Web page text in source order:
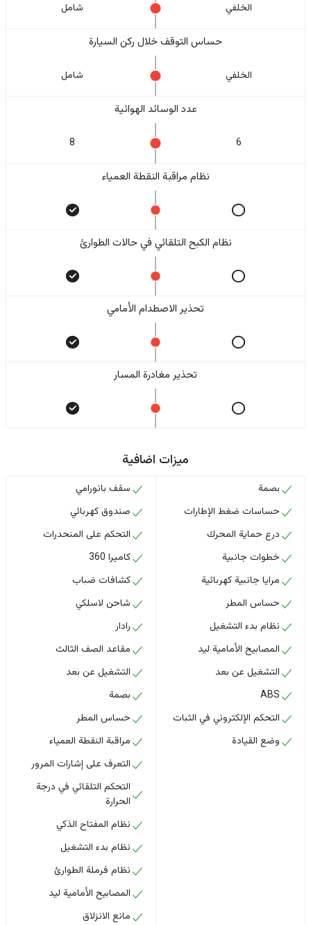
الخلفي شامل
حساس التوقف خلال ركن السيارة
الخلفي شامل
عدد الوسائد الهوائية
6
8
نظام مراقبة النقطة العمياء
نظام الكبح التلقائي في حالات الطوارئ
تحذير الاصطدام الأمامي
تحذير مغادرة المسار
ميزات اضافية
بصمة
حساسات ضغط الإطارات
درع حماية المحرك
خطوات جانبية
مرايا جانبية كهربائية
حساس المطر
نظام بدء التشغيل
المصابيح الأمامية ليد
التشغيل عن بعد
ABS
التحكم الإلكتروني في الثبات
وضع القيادة
سقف بانورامي
صندوق كهربائي
التحكم على المنحدرات
كاميرا 360
كشافات ضباب
شاحن لاسلكي
رادار
مقاعد الصف الثالث
التشغيل عن بعد
بصمة
حساس المطر
مراقبة النقطة العمياء
التعرف على إشارات المرور
التحكم التلقائي في درجة
الحرارة
نظام المفتاح الذكي
نظام بدء التشغيل
نظام فرملة الطوارئ
المصابيح الأمامية ليد
مانع الانزلاق